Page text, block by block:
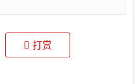
打赏